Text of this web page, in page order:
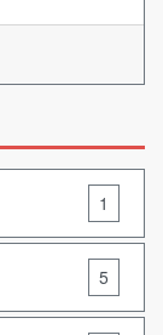
1
5